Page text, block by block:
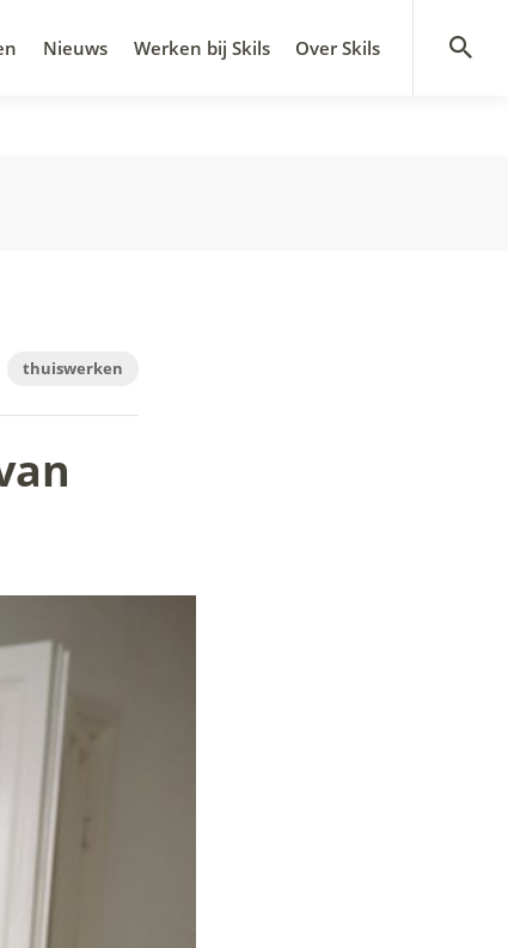
Nieuws Werken bij Skils Over Skils
thuiswerken